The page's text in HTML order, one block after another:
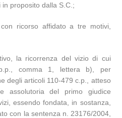
proposito dalla S.C.;
ricorso affidato a tre motivi,
la ricorrenza del vizio di cui
comma 1, lettera b), per
degli articoli 110-479 c.p., atteso
assolutoria del primo giudice
essendo fondata, in sostanza,
con la sentenza n. 23176/2004,